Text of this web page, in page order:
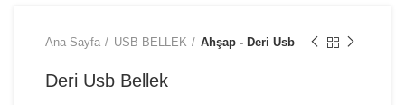
Ana Sayfa USB BELLEK Ahşap - Deri Usb
Deri Usb Bellek